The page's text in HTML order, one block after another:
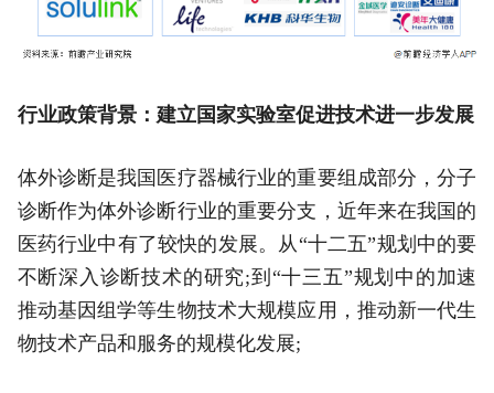
行业政策背景：建立国家实验室促进技术进一步发展
体外诊断是我国医疗器械行业的重要组成部分，分子
诊断作为体外诊断行业的重要分支，近年来在我国的
医药行业中有了较快的发展。从“十二五”规划中的要
不断深入诊断技术的研究;到“十三五”规划中的加速
推动基因组学等生物技术大规模应用，推动新一代生
物技术产品和服务的规模化发展;